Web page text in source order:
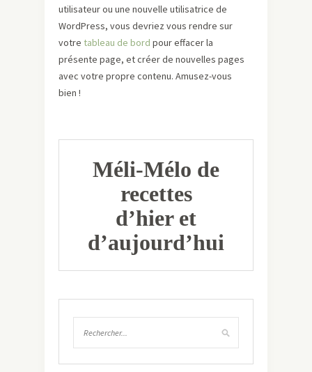
utilisateur ou une nouvelle utilisatrice de
WordPress, vous devriez vous rendre sur
votre tableau de bord pour effacer la
présente page, et créer de nouvelles pages
avec votre propre contenu. Amusez-vous
bien !
Méli-Mélo de
recettes
d’hier et
d’aujourd’hui